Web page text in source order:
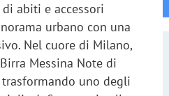
abiti e accessori
urbano con una
Nel cuore di Milano,
Messina Note di
uno degli